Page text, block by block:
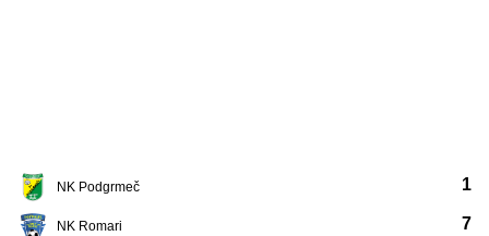
NK Podgrmeč
NK Romari
1
7